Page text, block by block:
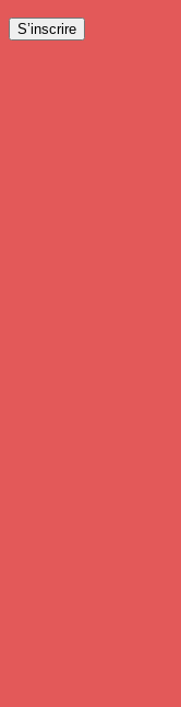
S’inscrire